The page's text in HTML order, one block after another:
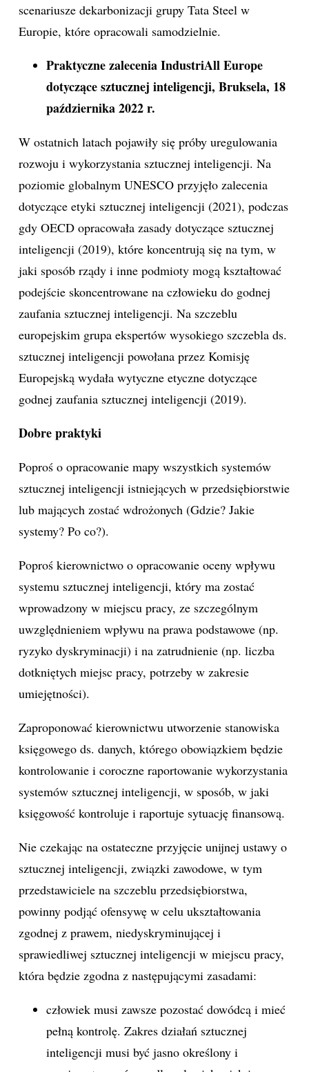
scenariusze dekarbonizacji grupy Tata Steel w
Europie, które opracowali samodzielnie.
Praktyczne zalecenia IndustriAll Europe
dotyczące sztucznej inteligencji, Bruksela, 18
października 2022 r.
W ostatnich latach pojawiły się próby uregulowania
rozwoju i wykorzystania sztucznej inteligencji. Na
poziomie globalnym UNESCO przyjęło zalecenia
dotyczące etyki sztucznej inteligencji (2021), podczas
gdy OECD opracowała zasady dotyczące sztucznej
inteligencji (2019), które koncentrują się na tym, w
jaki sposób rządy i inne podmioty mogą kształtować
podejście skoncentrowane na człowieku do godnej
zaufania sztucznej inteligencji. Na szczeblu
europejskim grupa ekspertów wysokiego szczebla ds.
sztucznej inteligencji powołana przez Komisję
Europejską wydała wytyczne etyczne dotyczące
godnej zaufania sztucznej inteligencji (2019).
Dobre praktyki
Poproś o opracowanie mapy wszystkich systemów
sztucznej inteligencji istniejących w przedsiębiorstwie
lub mających zostać wdrożonych (Gdzie? Jakie
systemy? Po co?).
Poproś kierownictwo o opracowanie oceny wpływu
systemu sztucznej inteligencji, który ma zostać
wprowadzony w miejscu pracy, ze szczególnym
uwzględnieniem wpływu na prawa podstawowe (np.
ryzyko dyskryminacji) i na zatrudnienie (np. liczba
dotkniętych miejsc pracy, potrzeby w zakresie
umiejętności).
Zaproponować kierownictwu utworzenie stanowiska
księgowego ds. danych, którego obowiązkiem będzie
kontrolowanie i coroczne raportowanie wykorzystania
systemów sztucznej inteligencji, w sposób, w jaki
księgowość kontroluje i raportuje sytuację finansową.
Nie czekając na ostateczne przyjęcie unijnej ustawy o
sztucznej inteligencji, związki zawodowe, w tym
przedstawiciele na szczeblu przedsiębiorstwa,
powinny podjąć ofensywę w celu ukształtowania
zgodnej z prawem, niedyskryminującej i
sprawiedliwej sztucznej inteligencji w miejscu pracy,
która będzie zgodna z następującymi zasadami:
człowiek musi zawsze pozostać dowódcą i mieć
pełną kontrolę. Zakres działań sztucznej
inteligencji musi być jasno określony i